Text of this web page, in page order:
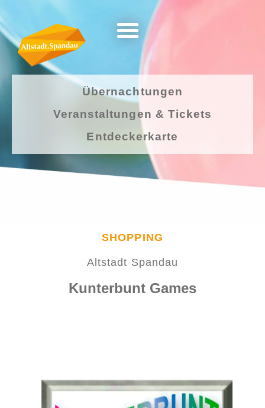
Übernachtungen
Veranstaltungen & Tickets
Entdeckerkarte
SHOPPING
Altstadt Spandau
Kunterbunt Games